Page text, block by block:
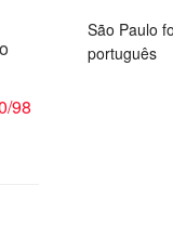
98
São Paulo
português